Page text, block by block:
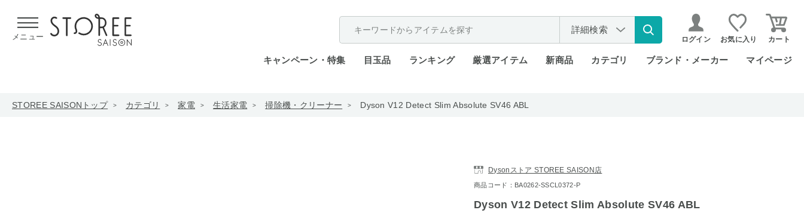
メニュー
詳細検索
ログイン お気に入り カート
キャンペーン・特集 目玉品 ランキング 厳選アイテム 新商品 カテゴリ ブランド・メーカー マイページ
STOREE SAISONトップ カテゴリ 家電 生活家電 掃除機・クリーナー Dyson V12 Detect Slim Absolute SV46 ABL
Dysonストア STOREE SAISON店
商品コード：BA0262-SSCL0372-P
Dyson V12 Detect Slim Absolute SV46 ABL